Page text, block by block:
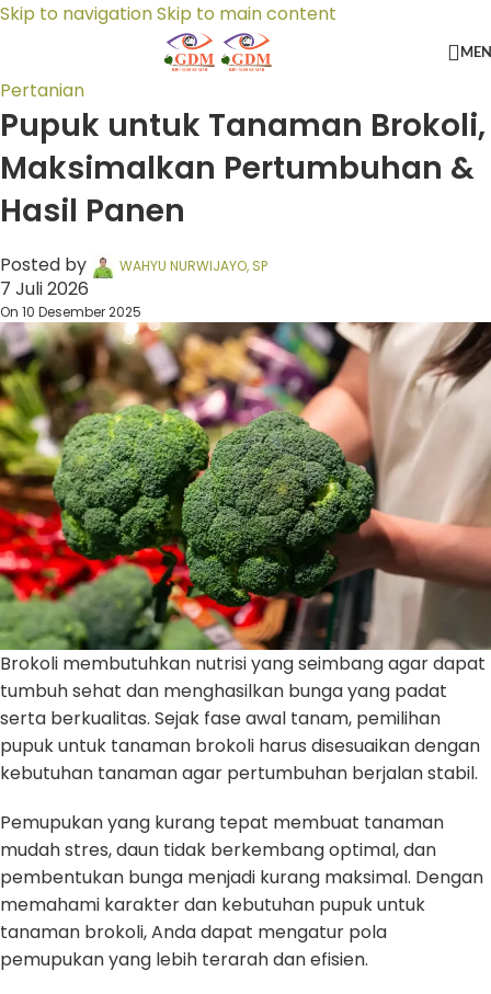
Skip to navigationSkip to main content
Pertanian
Pupuk untuk Tanaman Brokoli,
Maksimalkan Pertumbuhan &
Hasil Panen
Posted by WAHYU NURWIJAYO, SP
7 Juli 2026
On 10 Desember 2025
Brokoli membutuhkan nutrisi yang seimbang agar dapat
tumbuh sehat dan menghasilkan bunga yang padat
serta berkualitas. Sejak fase awal tanam, pemilihan
pupuk untuk tanaman brokoli harus disesuaikan dengan
kebutuhan tanaman agar pertumbuhan berjalan stabil.
Pemupukan yang kurang tepat membuat tanaman
mudah stres, daun tidak berkembang optimal, dan
pembentukan bunga menjadi kurang maksimal. Dengan
memahami karakter dan kebutuhan pupuk untuk
tanaman brokoli, Anda dapat mengatur pola
pemupukan yang lebih terarah dan efisien.